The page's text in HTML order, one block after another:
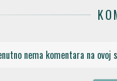
nema komentara na